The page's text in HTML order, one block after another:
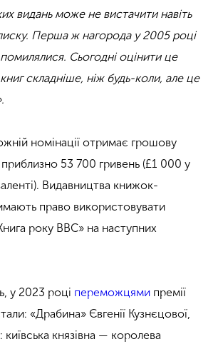
видань може не вистачити навіть
Перша ж нагорода у 2005 році
Сьогодні оцінити це
книг складніше, ніж будь-коли, але це
номінації отримає грошову
приблизно 53 700 гривень (£1 000 у
Видавництва книжок-
право використовувати
року ВВС» на наступних
у 2023 році переможцями премії
«Драбина» Євгенії Кузнєцової,
князівна — королева